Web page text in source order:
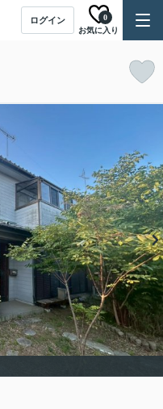
ログイン
お気に入り
0